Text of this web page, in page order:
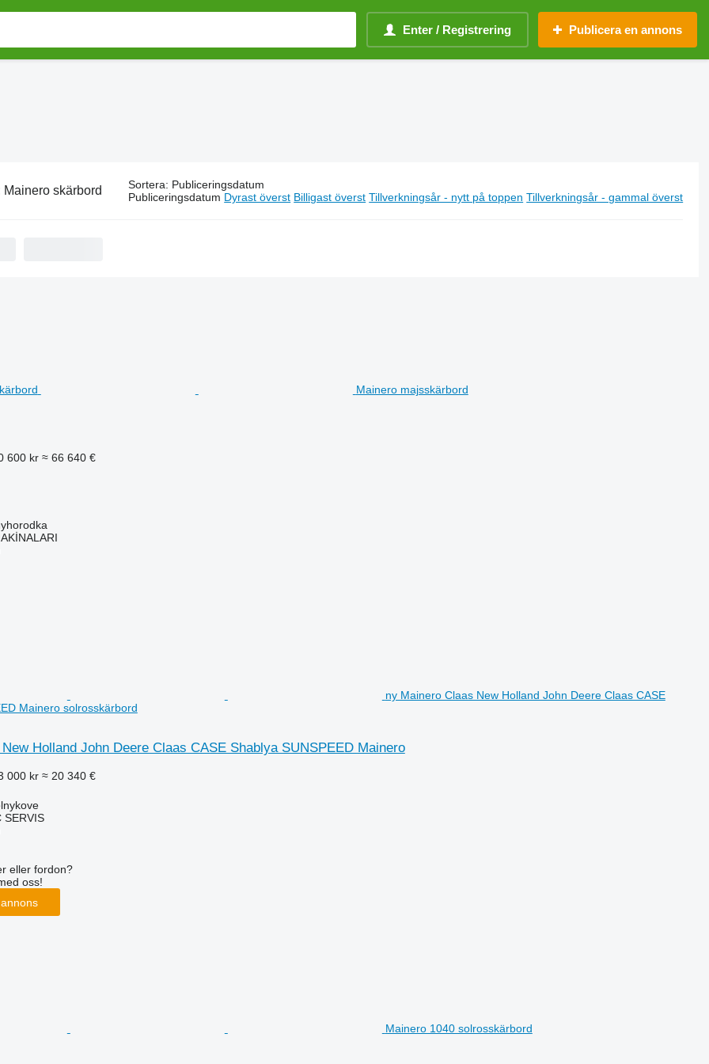
Enter / Registrering Publicera en annons
Mainero skärbord Sortera: Publiceringsdatum
Publiceringsdatum Dyrast överst Billigast överst Tillverkningsår - nytt på toppen Tillverkningsår - gammal överst
Mainero majsskärbord
600 kr ≈ 66 640 €
ny Mainero Claas New Holland John Deere Claas CASE
Mainero solrosskärbord
Holland John Deere Claas CASE Shablya SUNSPEED Mainero
000 kr ≈ 20 340 €
SERVIS
eller fordon?
oss!
Mainero 1040 solrosskärbord